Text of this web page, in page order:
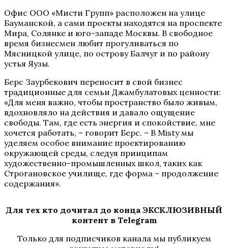
Офис ООО «Мисти Групп» расположен на улице
Бауманской, а сами проекты находятся на проспекте
Мира, Солянке и юго-западе Москвы. В свободное
время бизнесмен любит прогуливаться по
Мясницкой улице, по острову Балчуг и по району
устья Яузы.
Берс Заурбекович переносит в свой бизнес
традиционные для семьи Джамбулатовых ценности:
«Для меня важно, чтобы пространство было живым,
вдохновляло на действия и давало ощущение
свободы. Там, где есть энергия и спокойствие, мне
хочется работать, – говорит Берс. – В Misty мы
уделяем особое внимание проектированию
окружающей среды, следуя принципам
художественно-промышленных школ, таких как
Строгановское училище, где форма – продолжение
содержания».
Для тех кто дочитал до конца ЭКСКЛЮЗИВНЫЙ
контент в Telegram
Только для подписчиков канала мы публикуем